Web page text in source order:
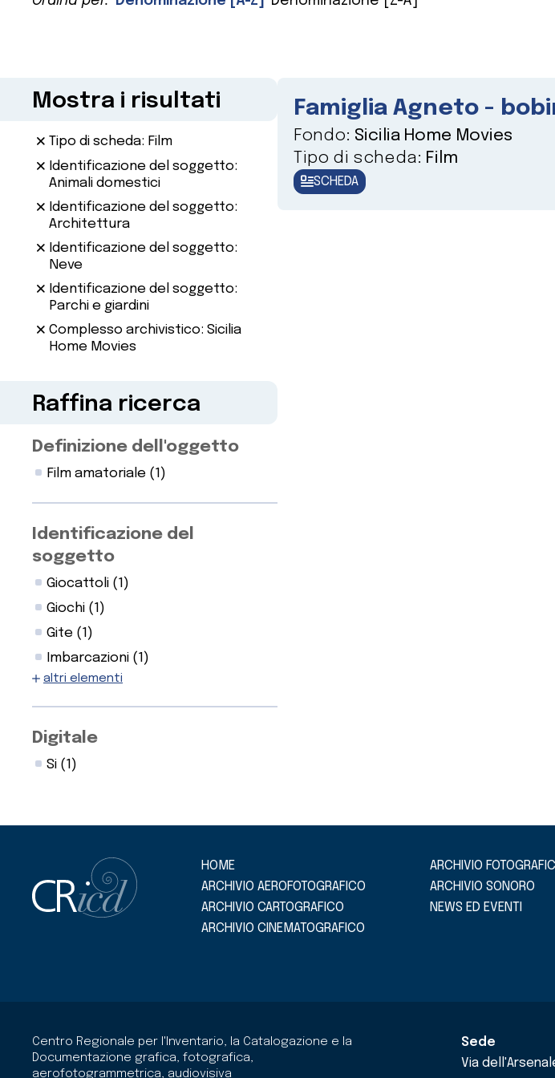
Mostra i risultati
Tipo di scheda: Film
Identificazione del soggetto:
Animali domestici
Identificazione del soggetto:
Architettura
Identificazione del soggetto:
Neve
Identificazione del soggetto:
Parchi e giardini
Complesso archivistico: Sicilia
Home Movies
Raffina ricerca
Definizione dell'oggetto
Film amatoriale (1)
Identificazione del
soggetto
Giocattoli (1)
Giochi (1)
Gite (1)
Imbarcazioni (1)
altri elementi
Digitale
Si (1)
Famiglia Agneto -
Fondo: Sicilia Home Movies
Tipo di scheda: Film
SCHEDA
HOME
ARCHIVIO AEROFOTOGRAFICO
ARCHIVIO CARTOGRAFICO
ARCHIVIO CINEMATOGRAFICO
ARCHIVIO
ARCHIVIO SONORO
NEWS ED EVENTI
Centro Regionale per l'Inventario, la Catalogazione e la
Documentazione grafica, fotografica,
aerofotogrammetrica, audiovisiva
Sede
Via